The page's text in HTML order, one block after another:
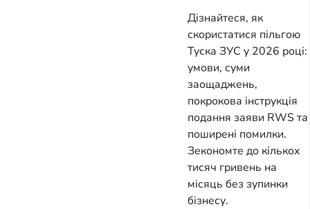
Дізнайтеся, як
скористатися пільгою
Туска ЗУС у 2026 році:
умови, суми
заощаджень,
покрокова інструкція
подання заяви RWS та
поширені помилки.
Зекономте до кількох
тисяч гривень на
місяць без зупинки
бізнесу.